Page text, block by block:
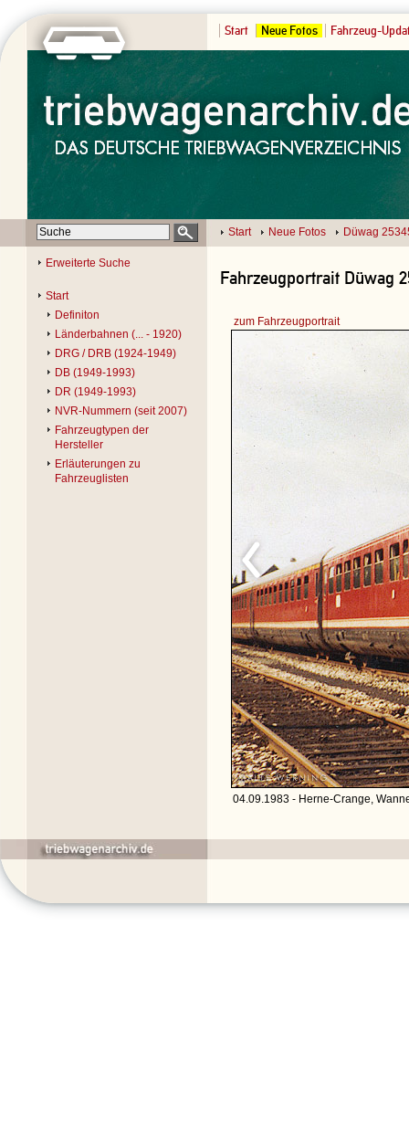
Start Neue Fotos Fahrzeug-
Start Neue Fotos Düwag
Erweiterte Suche
Start
Definiton
Länderbahnen (... - 1920)
DRG / DRB (1924-1949)
DB (1949-1993)
DR (1949-1993)
NVR-Nummern (seit 2007)
Fahrzeugtypen der
Hersteller
Erläuterungen zu
Fahrzeuglisten
Fahrzeugportrait Düwag
zum Fahrzeugportrait
04.09.1983 - Herne-Crange,